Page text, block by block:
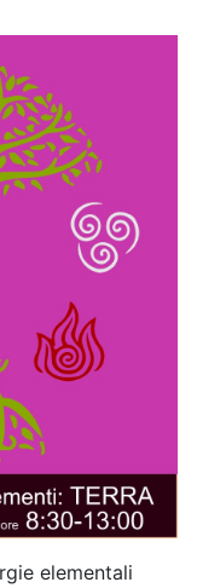
elementali